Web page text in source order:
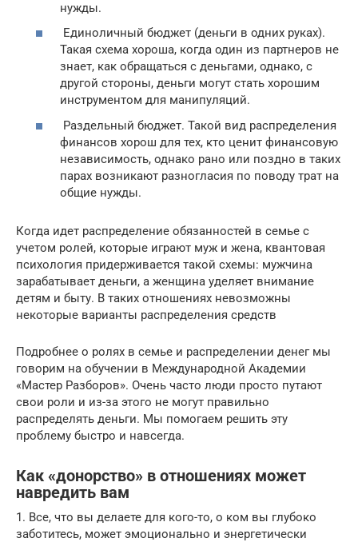
нужды.
Единоличный бюджет (деньги в одних руках).
Такая схема хороша, когда один из партнеров не
знает, как обращаться с деньгами, однако, с
другой стороны, деньги могут стать хорошим
инструментом для манипуляций.
Раздельный бюджет. Такой вид распределения
финансов хорош для тех, кто ценит финансовую
независимость, однако рано или поздно в таких
парах возникают разногласия по поводу трат на
общие нужды.
Когда идет распределение обязанностей в семье с
учетом ролей, которые играют муж и жена, квантовая
психология придерживается такой схемы: мужчина
зарабатывает деньги, а женщина уделяет внимание
детям и быту. В таких отношениях невозможны
некоторые варианты распределения средств
Подробнее о ролях в семье и распределении денег мы
говорим на обучении в Международной Академии
«Мастер Разборов». Очень часто люди просто путают
свои роли и из-за этого не могут правильно
распределять деньги. Мы помогаем решить эту
проблему быстро и навсегда.
Как «донорство» в отношениях может
навредить вам
1. Все, что вы делаете для кого-то, о ком вы глубоко
заботитесь, может эмоционально и энергетически